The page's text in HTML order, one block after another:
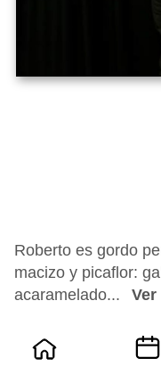
Roberto es gordo
macizo y picaflor:
acaramelado...
Ver